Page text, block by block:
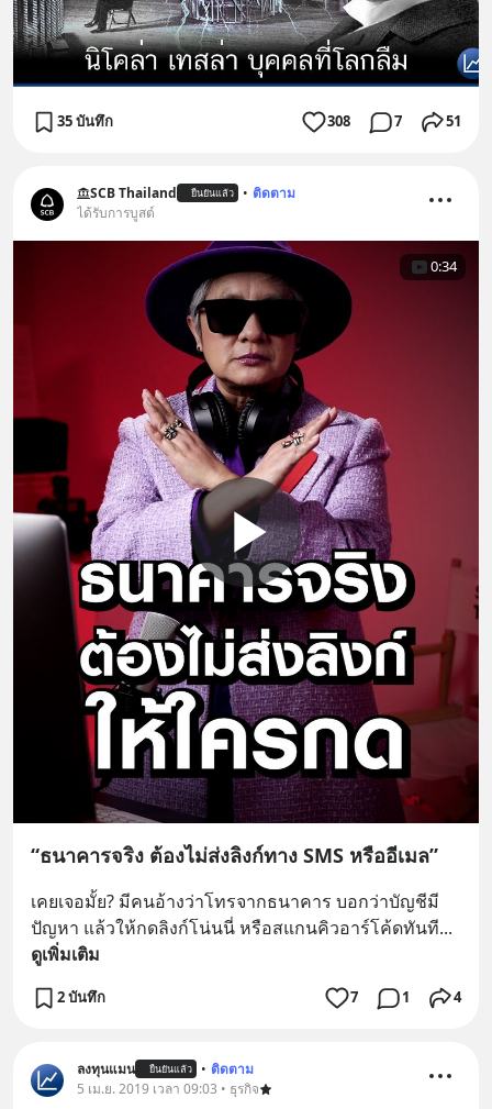
35 บันทึก 308 7 51
SCB Thailand ยืนยันแล้ว • ติดตาม
ได้รับการบูสต์
0:34
“ธนาคารจริง ต้องไม่ส่งลิงก์ทาง SMS หรืออีเมล”
เคยเจอมั้ย? มีคนอ้างว่าโทรจากธนาคาร บอกว่าบัญชีมี
ปัญหา แล้วให้กดลิงก์โน่นนี่ หรือสแกนคิวอาร์โค้ดทันที...
ดูเพิ่มเติม
2 บันทึก 7 1 4
ลงทุนแมน ยืนยันแล้ว • ติดตาม
5 เม.ย. 2019 เวลา 09:03 • ธุรกิจ